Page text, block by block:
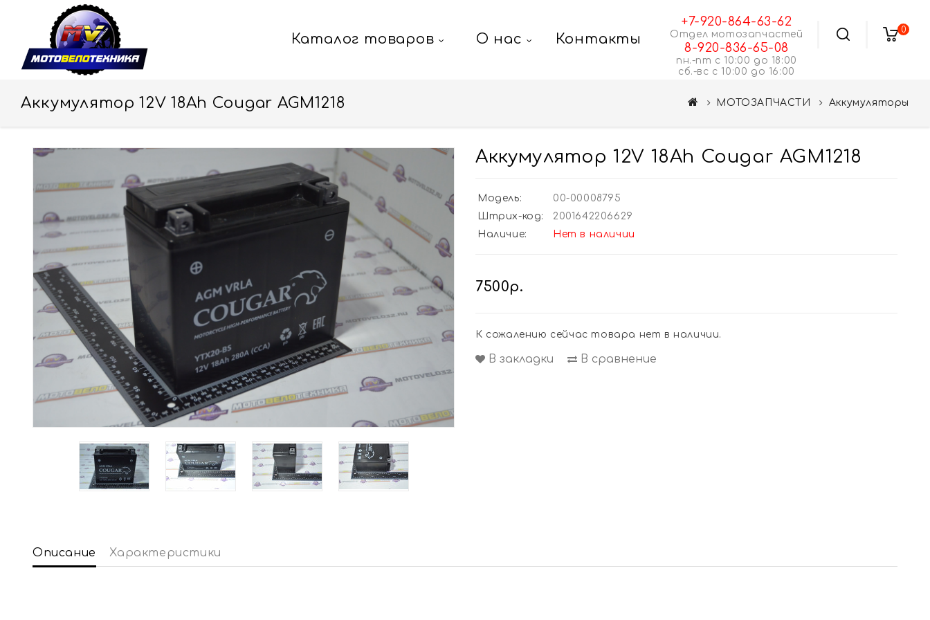
+7-920-864-63-62
Отдел мотозапчастей
8-920-836-65-08
пн.-пт с 10:00 до 18:00
сб.-вс с 10:00 до 16:00
0
Каталог товаров О нас Контакты
Аккумулятор 12V 18Ah Cougar AGM1218 МОТОЗАПЧАСТИ Аккумуляторы
Аккумулятор 12V 18Ah Cougar AGM1218
Модель:
00-00008795
Штрих-код:
2001642206629
Наличие:
Нет в наличии
7500р.
К сожалению сейчас товара нет в наличии.
В закладки В сравнение
Описание Характеристики